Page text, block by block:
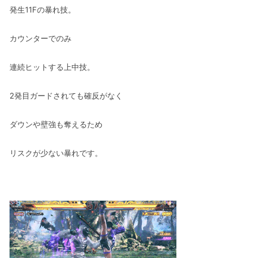
発生11Fの暴れ技。
カウンターでのみ
連続ヒットする上中技。
2発目ガードされても確反がなく
ダウンや壁強も奪えるため
リスクが少ない暴れです。